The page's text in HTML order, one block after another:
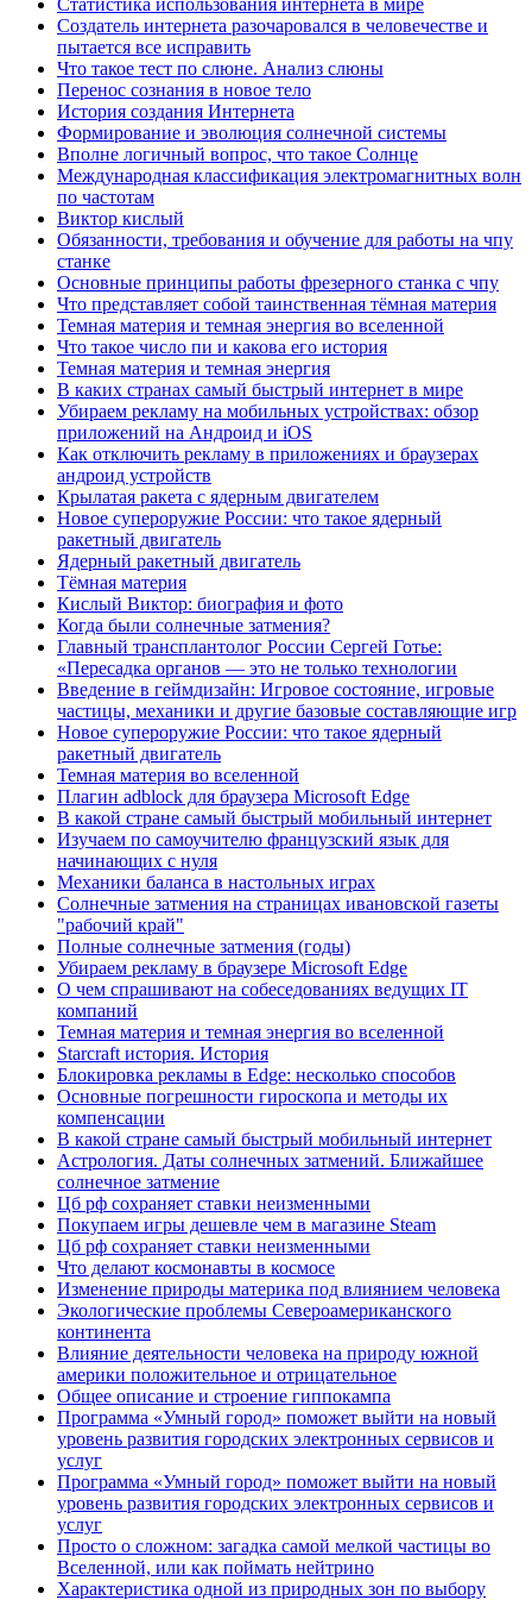
Статистика использования интернета в мире
Создатель интернета разочаровался в человечестве и
пытается все исправить
Что такое тест по слюне. Анализ слюны
Перенос сознания в новое тело
История создания Интернета
Формирование и эволюция солнечной системы
Вполне логичный вопрос, что такое Солнце
Международная классификация электромагнитных волн
по частотам
Виктор кислый
Обязанности, требования и обучение для работы на чпу
станке
Основные принципы работы фрезерного станка с чпу
Что представляет собой таинственная тёмная материя
Темная материя и темная энергия во вселенной
Что такое число пи и какова его история
Темная материя и темная энергия
В каких странах самый быстрый интернет в мире
Убираем рекламу на мобильных устройствах: обзор
приложений на Андроид и iOS
Как отключить рекламу в приложениях и браузерах
андроид устройств
Крылатая ракета с ядерным двигателем
Новое супероружие России: что такое ядерный
ракетный двигатель
Ядерный ракетный двигатель
Тёмная материя
Кислый Виктор: биография и фото
Когда были солнечные затмения?
Главный трансплантолог России Сергей Готье:
«Пересадка органов — это не только технологии
Введение в геймдизайн: Игровое состояние, игровые
частицы, механики и другие базовые составляющие игр
Новое супероружие России: что такое ядерный
ракетный двигатель
Темная материя во вселенной
Плагин adblock для браузера Microsoft Edge
В какой стране самый быстрый мобильный интернет
Изучаем по самоучителю французский язык для
начинающих с нуля
Механики баланса в настольных играх
Солнечные затмения на страницах ивановской газеты
"рабочий край"
Полные солнечные затмения (годы)
Убираем рекламу в браузере Microsoft Edge
О чем спрашивают на собеседованиях ведущих IT
компаний
Темная материя и темная энергия во вселенной
Starcraft история. История
Блокировка рекламы в Edge: несколько способов
Основные погрешности гироскопа и методы их
компенсации
В какой стране самый быстрый мобильный интернет
Астрология. Даты солнечных затмений. Ближайшее
солнечное затмение
Цб рф сохраняет ставки неизменными
Покупаем игры дешевле чем в магазине Steam
Цб рф сохраняет ставки неизменными
Что делают космонавты в космосе
Изменение природы материка под влиянием человека
Экологические проблемы Североамериканского
континента
Влияние деятельности человека на природу южной
америки положительное и отрицательное
Общее описание и строение гиппокампа
Программа «Умный город» поможет выйти на новый
уровень развития городских электронных сервисов и
услуг
Программа «Умный город» поможет выйти на новый
уровень развития городских электронных сервисов и
услуг
Просто о сложном: загадка самой мелкой частицы во
Вселенной, или как поймать нейтрино
Характеристика одной из природных зон по выбору